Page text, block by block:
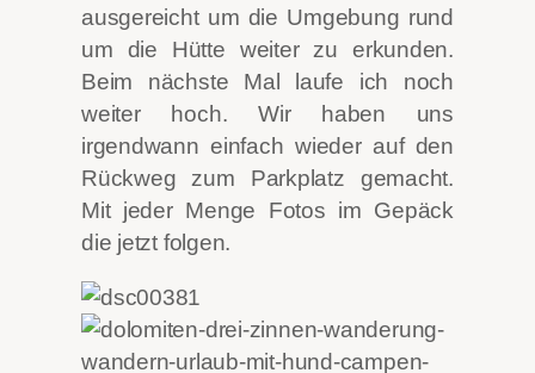
ausgereicht um die Umgebung rund
um die Hütte weiter zu erkunden.
Beim nächste Mal laufe ich noch
weiter hoch. Wir haben uns
irgendwann einfach wieder auf den
Rückweg zum Parkplatz gemacht.
Mit jeder Menge Fotos im Gepäck
die jetzt folgen.